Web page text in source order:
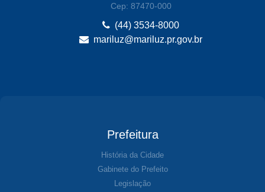
Cep: 87470-000
(44) 3534-8000
mariluz@mariluz.pr.gov.br
Prefeitura
História da Cidade
Gabinete do Prefeito
Legislação